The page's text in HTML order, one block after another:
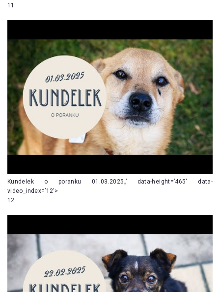
11
Kundelek o poranku 01.03.2025„’ data-height=’465′ data-
video_index=’12’>
12